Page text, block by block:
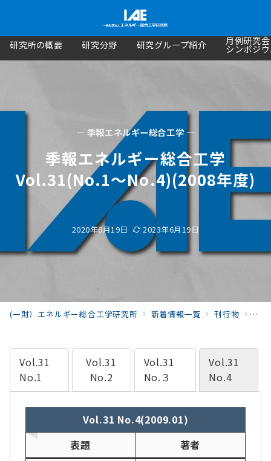
研究所の概要 研究分野 研究グループ紹介 月例研究
シンポジ
— 季報エネルギー総合工学 —
季報エネルギー総合工学
Vol.31(No.1～No.4)(2008年度)
2020年6月19日 2023年6月19日
(一財）エネルギー総合工学研究所 新着情報一覧 刊行物 季
Vol.31
No.1
Vol.31
No.2
Vol.31
No.３
Vol.31
No.4
Vol.31 No.4(2009.01)
表題
著者